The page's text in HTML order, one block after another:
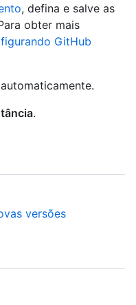
, defina e salve as
obter mais
GitHub
.
versões